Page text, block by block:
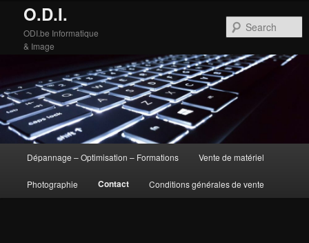
O.D.I.
ODI.be Informatique
& Image
Skip
to
Skip
to
Dépannage – Optimisation – Formations Vente de matériel
Photographie Contact Conditions générales de vente